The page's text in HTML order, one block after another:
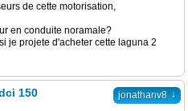
de cette motorisation,
en conduite noramale?
je projete d'acheter cette laguna 2
jonathanv8 ↓
150